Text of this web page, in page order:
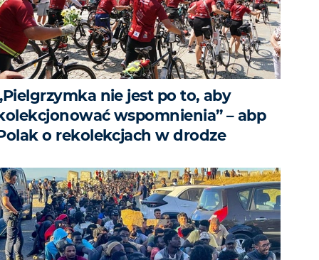
nie jest po to, aby
wspomnienia” – abp
o rekolekcjach w drodze